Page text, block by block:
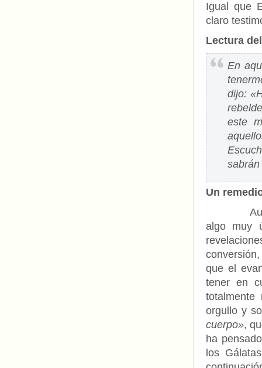
Igual que
claro
Lectura
En
dijo:
este
Un
Aunque
algo muy
que el
tener en
orgullo y
cuerpo»,
ha
los